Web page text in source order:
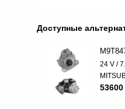
Доступные
24 V /